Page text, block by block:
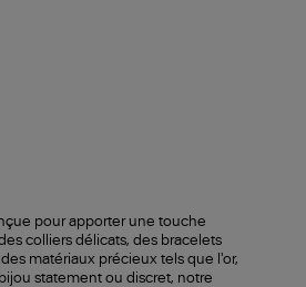
pour apporter une touche
colliers délicats, des bracelets
matériaux précieux tels que l'or,
statement ou discret, notre